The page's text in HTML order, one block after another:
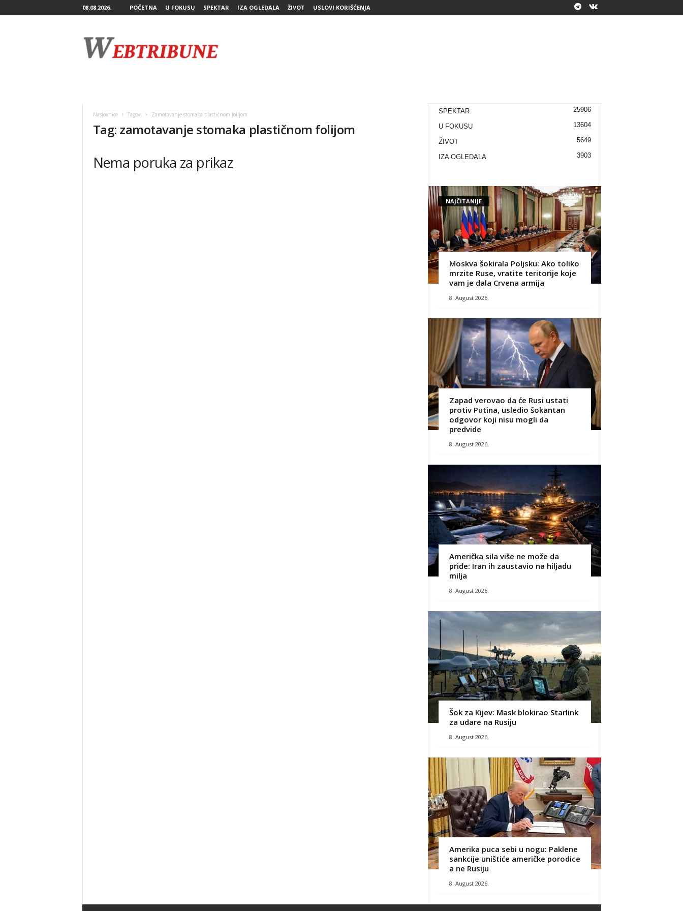
08.08.2026. POČETNA U FOKUSU SPEKTAR IZA OGLEDALA ŽIVOT USLOVI KORIŠĆENJA
Naslovnica Tagovi Zamotavanje stomaka plastičnom folijom
Tag: zamotavanje stomaka plastičnom folijom
Nema poruka za prikaz
SPEKTAR 25906
U FOKUSU 13604
ŽIVOT 5649
IZA OGLEDALA 3903
NAJČITANIJE
Moskva šokirala Poljsku: Ako toliko
mrzite Ruse, vratite teritorije koje
vam je dala Crvena armija
8. August 2026.
Zapad verovao da će Rusi ustati
protiv Putina, usledio šokantan
odgovor koji nisu mogli da
predvide
8. August 2026.
Američka sila više ne može da
priđe: Iran ih zaustavio na hiljadu
milja
8. August 2026.
Šok za Kijev: Mask blokirao Starlink
za udare na Rusiju
8. August 2026.
Amerika puca sebi u nogu: Paklene
sankcije uništiće američke porodice
a ne Rusiju
8. August 2026.